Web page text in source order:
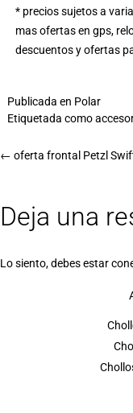
* precios sujetos a
masofertas en gps,
descuentos y ofertas
Publicada en Polar
Etiquetada como
← oferta frontal Petzl
Deja una
Lo siento, debes estar